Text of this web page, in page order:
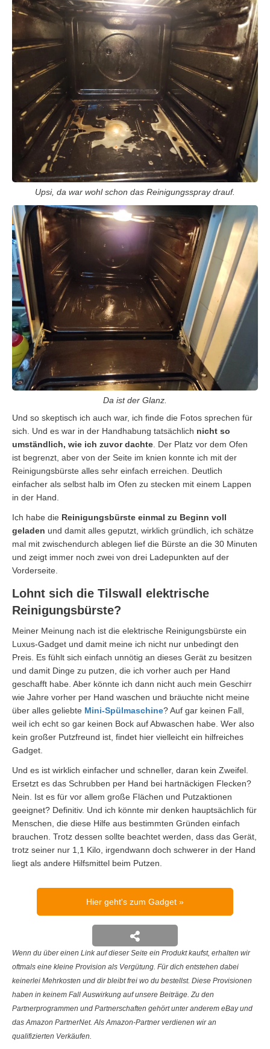
Upsi, da war wohl schon das Reinigungsspray drauf.
Da ist der Glanz.
Und so skeptisch ich auch war, ich finde die Fotos sprechen für
sich. Und es war in der Handhabung tatsächlich nicht so
umständlich, wie ich zuvor dachte . Der Platz vor dem Ofen
ist begrenzt, aber von der Seite im knien konnte ich mit der
Reinigungsbürste alles sehr einfach erreichen. Deutlich
einfacher als selbst halb im Ofen zu stecken mit einem Lappen
in der Hand.
Ich habe die Reinigungsbürste einmal zu Beginn voll
geladen und damit alles geputzt, wirklich gründlich, ich schätze
mal mit zwischendurch ablegen lief die Bürste an die 30 Minuten
und zeigt immer noch zwei von drei Ladepunkten auf der
Vorderseite.
Lohnt sich die Tilswall elektrische
Reinigungsbürste?
Meiner Meinung nach ist die elektrische Reinigungsbürste ein
Luxus-Gadget und damit meine ich nicht nur unbedingt den
Preis. Es fühlt sich einfach unnötig an dieses Gerät zu besitzen
und damit Dinge zu putzen, die ich vorher auch per Hand
geschafft habe. Aber könnte ich dann nicht auch mein Geschirr
wie Jahre vorher per Hand waschen und bräuchte nicht meine
über alles geliebte Mini-Spülmaschine? Auf gar keinen Fall,
weil ich echt so gar keinen Bock auf Abwaschen habe. Wer also
kein großer Putzfreund ist, findet hier vielleicht ein hilfreiches
Gadget.
Und es ist wirklich einfacher und schneller, daran kein Zweifel.
Ersetzt es das Schrubben per Hand bei hartnäckigen Flecken?
Nein. Ist es für vor allem große Flächen und Putzaktionen
geeignet? Definitiv. Und ich könnte mir denken hauptsächlich für
Menschen, die diese Hilfe aus bestimmten Gründen einfach
brauchen. Trotz dessen sollte beachtet werden, dass das Gerät,
trotz seiner nur 1,1 Kilo, irgendwann doch schwerer in der Hand
liegt als andere Hilfsmittel beim Putzen.
Hier geht's zum Gadget
Wenn du über einen Link auf dieser Seite ein Produkt kaufst, erhalten wir
oftmals eine kleine Provision als Vergütung. Für dich entstehen dabei
keinerlei Mehrkosten und dir bleibt frei wo du bestellst. Diese Provisionen
haben in keinem Fall Auswirkung auf unsere Beiträge. Zu den
Partnerprogrammen und Partnerschaften gehört unter anderem eBay und
das Amazon PartnerNet. Als Amazon-Partner verdienen wir an
qualifizierten Verkäufen.